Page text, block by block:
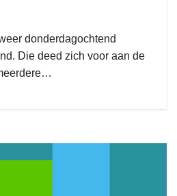
donderdagochtend
Die deed zich voor aan de